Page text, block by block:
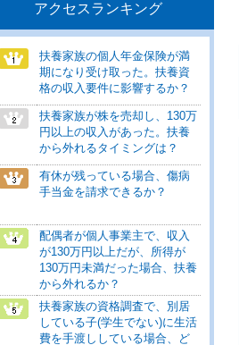
アクセスランキング
扶養家族の個人年金保険が満
期になり受け取った。扶養資
格の収入要件に影響するか？
扶養家族が株を売却し、130万
円以上の収入があった。扶養
から外れるタイミングは？
有休が残っている場合、傷病
手当金を請求できるか？
配偶者が個人事業主で、収入
が130万円以上だが、所得が
130万円未満だった場合、扶養
から外れるか？
扶養家族の資格調査で、別居
している子(学生でない)に生活
費を手渡ししている場合、ど